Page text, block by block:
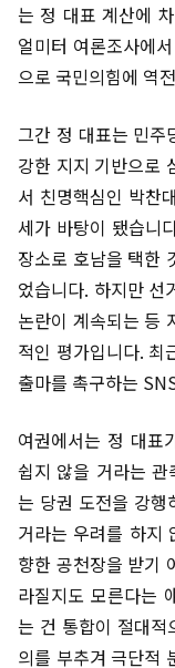
는 정 대표 계산에
얼미터 여론조사에
으로 국민의힘에 역
그간 정 대표는 민주
강한 지지 기반으로
서 친명핵심인 박찬
세가 바탕이 됐습니
장소로 호남을 택한
었습니다. 하지만 선
논란이 계속되는 등
적인 평가입니다. 최
출마를 촉구하는
여권에서는 정 대표
쉽지 않을 거라는
는 당권 도전을 강행
거라는 우려를 하지
향한 공천장을 받기
라질지도 모른다는
는 건 통합이 절대적
의를 부추겨 극단적